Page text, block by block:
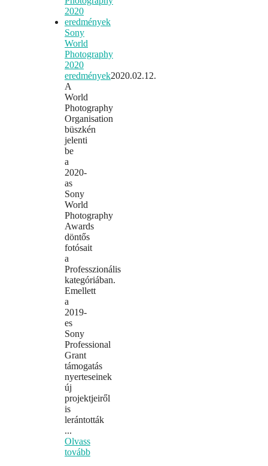
Sony
World
Photography
2020
eredmények2020.02.12.
A
World
Photography
Organisation
büszkén
jelenti
be
a
2020-
as
Sony
World
Photography
Awards
döntős
fotósait
a
Professzionális
kategóriában.
Emellett
a
2019-
es
Sony
Professional
Grant
támogatás
nyerteseinek
új
projektjeiről
is
lerántották
...
Olvass
tovább